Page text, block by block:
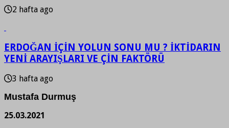
2 hafta ago
ERDOĞAN İÇİN YOLUN SONU MU ? İKTİDARIN
YENİ ARAYIŞLARI VE ÇİN FAKTÖRÜ
3 hafta ago
Mustafa Durmuş
25.03.2021